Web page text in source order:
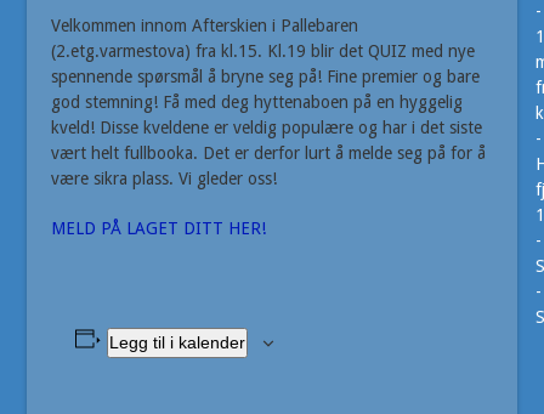
Velkommen innom Afterskien i Pallebaren
(2.etg.varmestova) fra kl.15. Kl.19 blir det QUIZ med nye
spennende spørsmål å bryne seg på! Fine premier og bare
god stemning! Få med deg hyttenaboen på en hyggelig
kveld! Disse kveldene er veldig populære og har i det siste
vært helt fullbooka. Det er derfor lurt å melde seg på for å
være sikra plass. Vi gleder oss!
MELD PÅ LAGET DITT HER!
Legg til i kalender
-
-
-
-